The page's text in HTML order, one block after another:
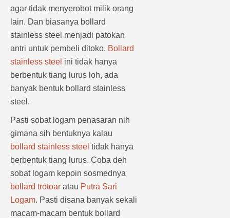
agar tidak menyerobot milik orang
lain. Dan biasanya bollard
stainless steel menjadi patokan
antri untuk pembeli ditoko. Bollard
stainless steel ini tidak hanya
berbentuk tiang lurus loh, ada
banyak bentuk bollard stainless
steel.
Pasti sobat logam penasaran nih
gimana sih bentuknya kalau
bollard stainless steel tidak hanya
berbentuk tiang lurus. Coba deh
sobat logam kepoin sosmednya
bollard trotoar atau Putra Sari
Logam. Pasti disana banyak sekali
macam-macam bentuk bollard